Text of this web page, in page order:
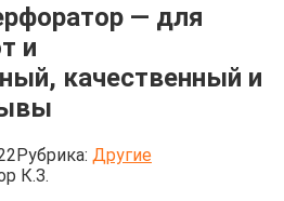
— для
и
качественный и
Рубрика: Другие
К.З.